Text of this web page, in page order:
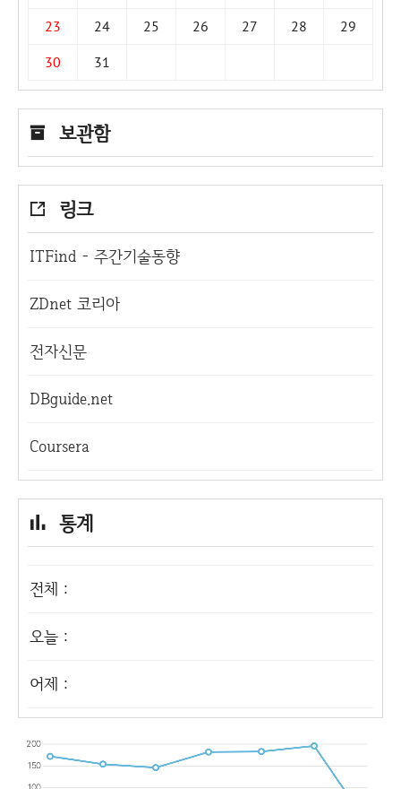
23
24 25 26 27 28
29
30
31
보관함
링크
ITFind - 주간기술동향
ZDnet 코리아
전자신문
DBguide.net
Coursera
통계
전체 :
오늘 :
어제 :